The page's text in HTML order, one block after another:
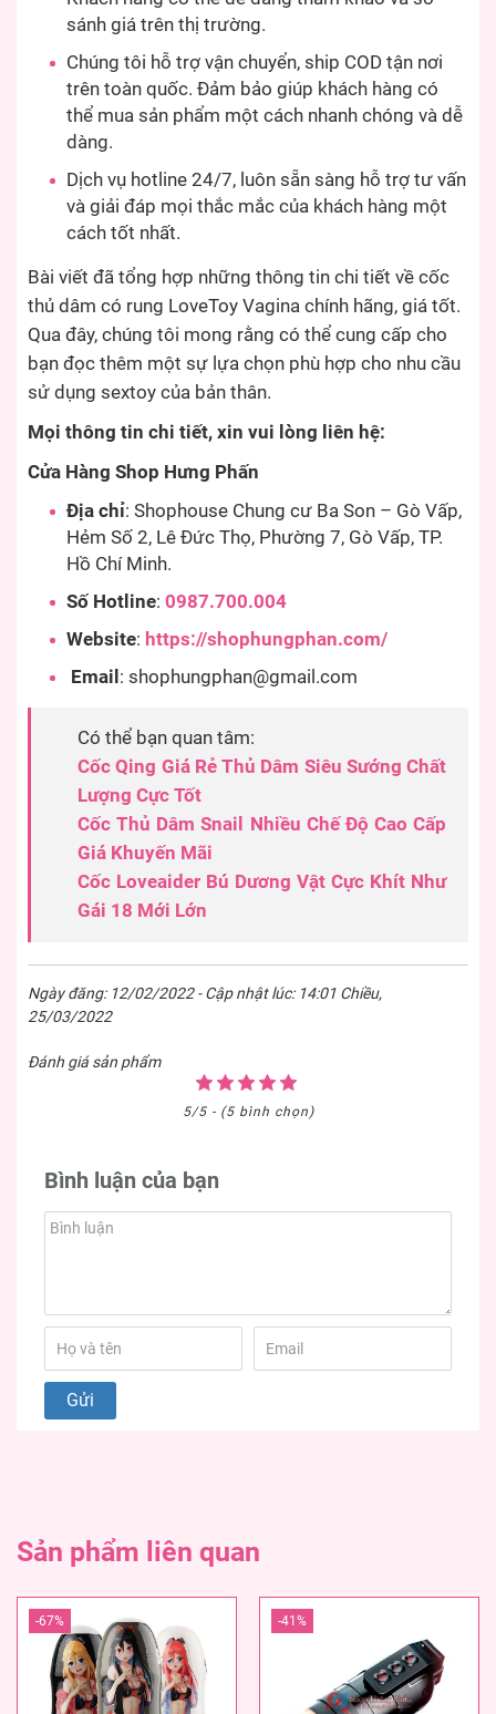
sánh giá trên thị trường.
Chúng tôi hỗ trợ vận chuyển, ship COD tận nơi
trên toàn quốc. Đảm bảo giúp khách hàng có
thể mua sản phẩm một cách nhanh chóng và dễ
dàng.
Dịch vụ hotline 24/7, luôn sẵn sàng hỗ trợ tư vấn
và giải đáp mọi thắc mắc của khách hàng một
cách tốt nhất.
Bài viết đã tổng hợp những thông tin chi tiết về cốc
thủ dâm có rung LoveToy Vagina chính hãng, giá tốt.
Qua đây, chúng tôi mong rằng có thể cung cấp cho
bạn đọc thêm một sự lựa chọn phù hợp cho nhu cầu
sử dụng sextoy của bản thân.
Mọi thông tin chi tiết, xin vui lòng liên hệ:
Cửa Hàng Shop Hưng Phấn
Địa chỉ: Shophouse Chung cư Ba Son – Gò Vấp,
Hẻm Số 2, Lê Đức Thọ, Phường 7, Gò Vấp, TP.
Hồ Chí Minh.
Số Hotline: 0987.700.004
Website: https://shophungphan.com/
Email : shophungphan@gmail.com
Có thể bạn quan tâm:
Cốc Qing Giá Rẻ Thủ Dâm Siêu Sướng Chất
Lượng Cực Tốt
Cốc Thủ Dâm Snail Nhiều Chế Độ Cao Cấp
Giá Khuyến Mãi
Cốc Loveaider Bú Dương Vật Cực Khít Như
Gái 18 Mới Lớn
Ngày đăng: 12/02/2022 - Cập nhật lúc: 14:01 Chiều,
25/03/2022
Đánh giá sản phẩm
5/5 - (5 bình chọn)
Bình luận của bạn
Sản phẩm liên quan
-67% -41%